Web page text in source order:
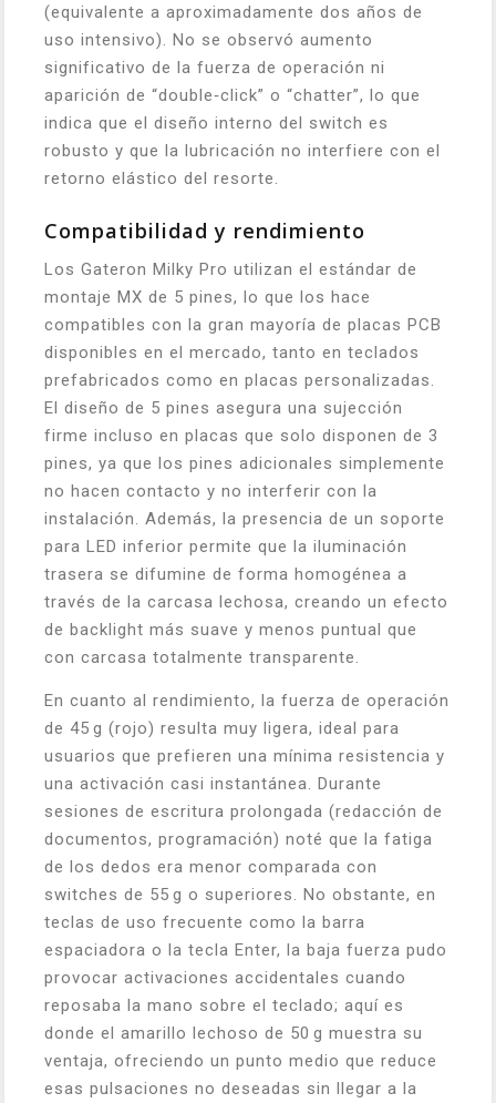
(equivalente a aproximadamente dos años de
uso intensivo). No se observó aumento
significativo de la fuerza de operación ni
aparición de “double‑click” o “chatter”, lo que
indica que el diseño interno del switch es
robusto y que la lubricación no interfiere con el
retorno elástico del resorte.
Compatibilidad y rendimiento
Los Gateron Milky Pro utilizan el estándar de
montaje MX de 5 pines, lo que los hace
compatibles con la gran mayoría de placas PCB
disponibles en el mercado, tanto en teclados
prefabricados como en placas personalizadas.
El diseño de 5 pines asegura una sujección
firme incluso en placas que solo disponen de 3
pines, ya que los pines adicionales simplemente
no hacen contacto y no interferir con la
instalación. Además, la presencia de un soporte
para LED inferior permite que la iluminación
trasera se difumine de forma homogénea a
través de la carcasa lechosa, creando un efecto
de backlight más suave y menos puntual que
con carcasa totalmente transparente.
En cuanto al rendimiento, la fuerza de operación
de 45 g (rojo) resulta muy ligera, ideal para
usuarios que prefieren una mínima resistencia y
una activación casi instantánea. Durante
sesiones de escritura prolongada (redacción de
documentos, programación) noté que la fatiga
de los dedos era menor comparada con
switches de 55 g o superiores. No obstante, en
teclas de uso frecuente como la barra
espaciadora o la tecla Enter, la baja fuerza pudo
provocar activaciones accidentales cuando
reposaba la mano sobre el teclado; aquí es
donde el amarillo lechoso de 50 g muestra su
ventaja, ofreciendo un punto medio que reduce
esas pulsaciones no deseadas sin llegar a la